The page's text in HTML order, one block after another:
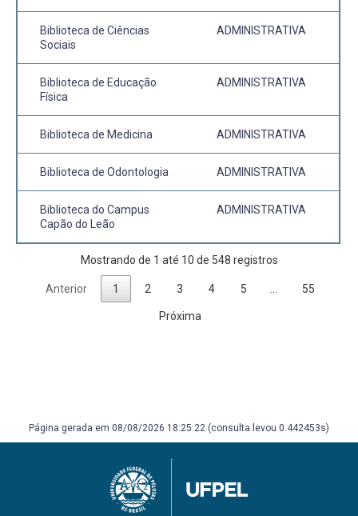
Biblioteca de Ciências
Sociais
ADMINISTRATIVA
Biblioteca de Educação
Física
ADMINISTRATIVA
Biblioteca de Medicina ADMINISTRATIVA
Biblioteca de Odontologia ADMINISTRATIVA
Biblioteca do Campus
Capão do Leão
ADMINISTRATIVA
Mostrando de 1 até 10 de 548 registros
Anterior 1 2 3 4 5 55
Próxima
Página gerada em 08/08/2026 18:25:22 (consulta levou 0.442453s)